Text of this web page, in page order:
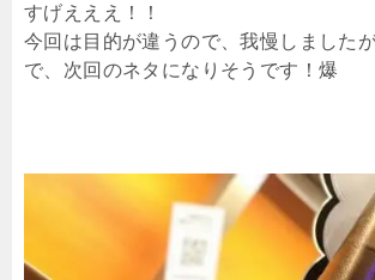
すげえええ！！
今回は目的が違うので、我慢しました
で、次回のネタになりそうです！爆